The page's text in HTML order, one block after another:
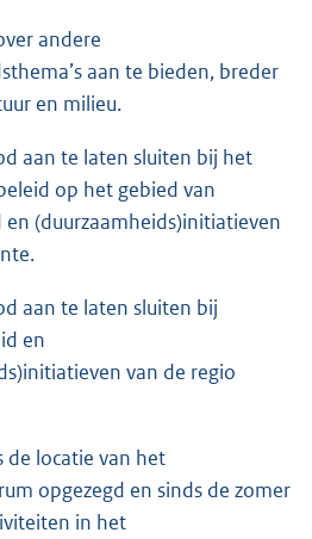
andere
aan te bieden, breder
en milieu.
aan te laten sluiten bij het
op het gebied van
en (duurzaamheids)initiatieven
aan te laten sluiten bij
en
van de regio
de locatie van het
opgezegd en sinds de zomer
in het